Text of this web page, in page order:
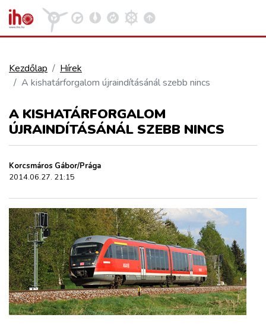
VASÚT
KÖZÚT
REPÜLÉS
KÖZLEKEDÉSFEJLESZTÉS
ELLÁTÁSI LÁNC
ZÖLDÚT
HAJÓZÁS
Kosár megtekintése
Kezdőlap
Hírek
A kishatárforgalom újraindításánál szebb nincs
A KISHATÁRFORGALOM
ÚJRAINDÍTÁSÁNÁL SZEBB NINCS
Korcsmáros Gábor/Prága
2014.06.27. 21:15